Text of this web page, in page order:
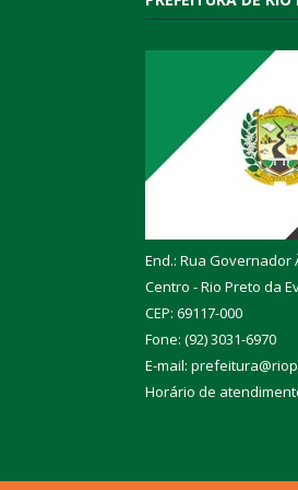
End.: Rua Governador
Centro - Rio Preto da
CEP: 69117-000
Fone: (92) 3031-6970
E-mail:
Horário de